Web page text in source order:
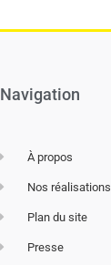
Navigation
À propos
Nos réalisations
Plan du site
Presse